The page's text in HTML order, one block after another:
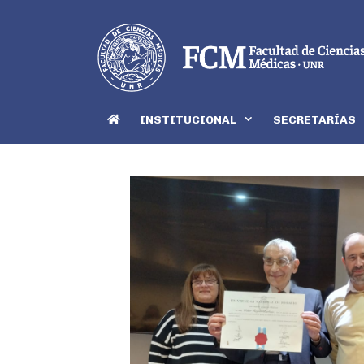
INSTITUCIONAL SECRETARÍAS